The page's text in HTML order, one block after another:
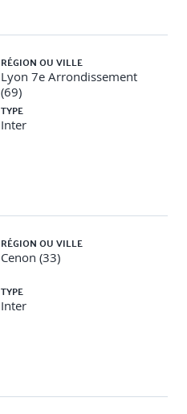
RÉGION OU VILLE
Lyon 7e Arrondissement
(69)
TYPE
Inter
RÉGION OU VILLE
Cenon (33)
TYPE
Inter